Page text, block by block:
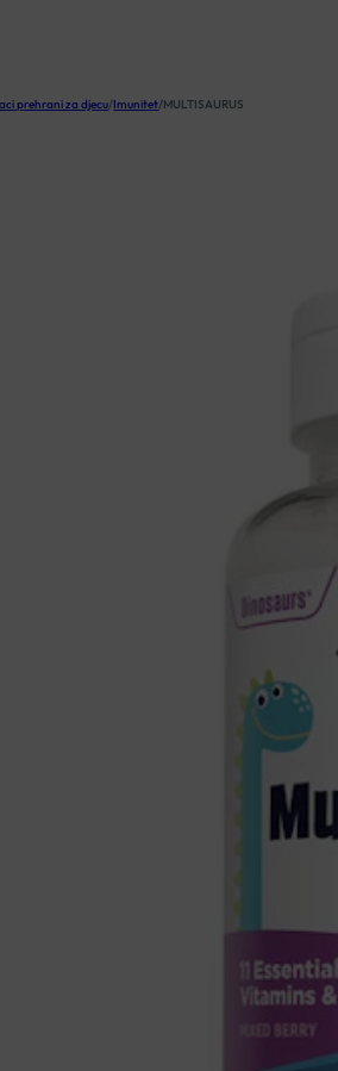
prehrani za djecu/Imunitet/MULTISAURUS